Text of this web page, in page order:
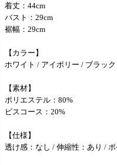
着丈：44cm
バスト：29cm
裾幅：29cm
【カラー】
ホワイト / アイボリー / ブラック
【素材】
ポリエステル：80%
ビスコース：20%
【仕様】
透け感：なし / 伸縮性：あり /